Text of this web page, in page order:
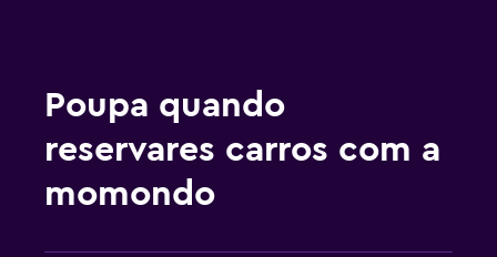
Poupa quando
reservares carros com a
momondo